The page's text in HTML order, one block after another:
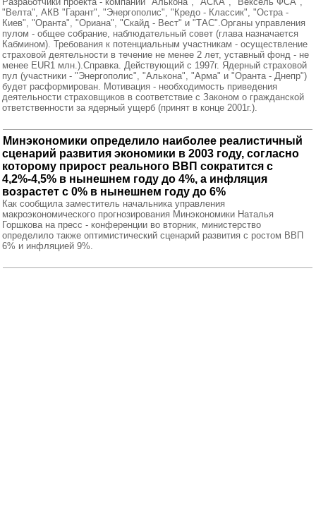
"Велта", АКВ "Гарант", "Энергополис", "Кредо - Классик", "Остра -
Киев", "Оранта", "Ориана", "Скайд - Вест" и "ТАС".Органы управления
пулом - общее собрание, наблюдательный совет (глава назначается
Кабмином). Требования к потенциальным участникам - осуществление
страховой деятельности в течение не менее 2 лет, уставный фонд - не
менее EUR1 млн.).Справка. Действующий с 1997г. Ядерный страховой
пул (участники - "Энергополис", "Алькона", "Арма" и "Оранта - Днепр")
будет расформирован. Мотивация - необходимость приведения
деятельности страховщиков в соответствие с Законом о гражданской
ответственности за ядерный ущерб (принят в конце 2001г.).
Минэкономики определило наиболее реалистичный
сценарий развития экономики в 2003 году, согласно
которому прирост реального ВВП сократится с
4,2%-4,5% в нынешнем году до 4%, а инфляция
возрастет с 0% в нынешнем году до 6%
Как сообщила заместитель начальника управления
макроэкономического прогнозирования Минэкономики Наталья
Горшкова на пресс - конференции во вторник, министерство
определило также оптимистический сценарий развития с ростом ВВП
6% и инфляцией 9%.